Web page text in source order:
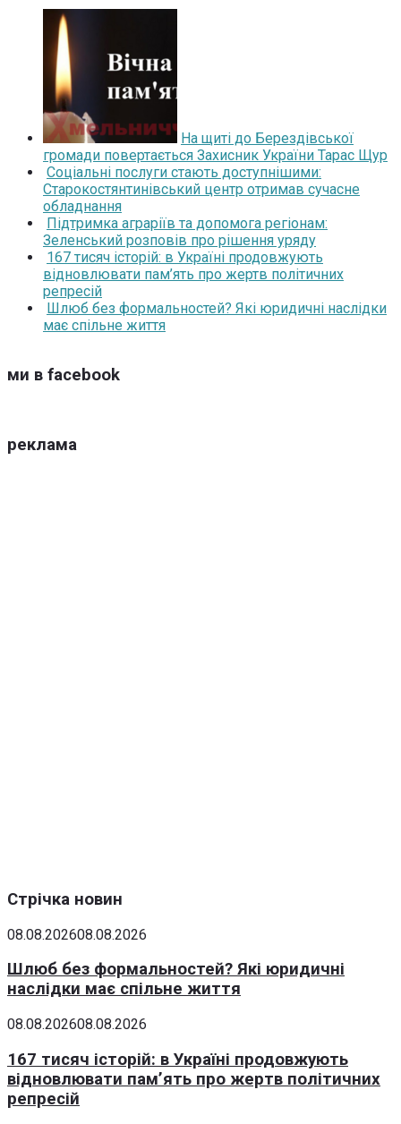
На щиті до Берездівської
громади повертається Захисник України Тарас Щур
Соціальні послуги стають доступнішими:
Старокостянтинівський центр отримав сучасне
обладнання
Підтримка аграріїв та допомога регіонам:
Зеленський розповів про рішення уряду
167 тисяч історій: в Україні продовжують
відновлювати пам’ять про жертв політичних
репресій
Шлюб без формальностей? Які юридичні наслідки
має спільне життя
ми в facebook
реклама
Стрічка новин
08.08.202608.08.2026
Шлюб без формальностей? Які юридичні
наслідки має спільне життя
08.08.202608.08.2026
167 тисяч історій: в Україні продовжують
відновлювати пам’ять про жертв політичних
репресій